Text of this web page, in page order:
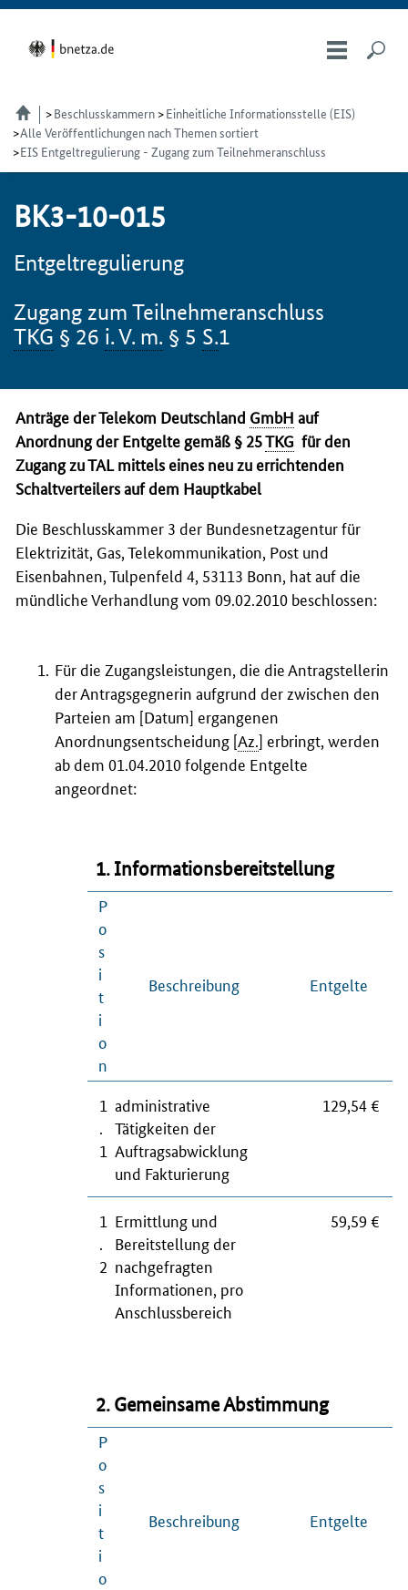
Beschlusskammern
Einheitliche Informationsstelle (EIS)
Alle Veröffentlichungen nach Themen sortiert
EIS Entgeltregulierung - Zugang zum Teilnehmeranschluss
BK3-10-015
Entgeltregulierung
Zugang zum Teilnehmeranschluss
TKG § 26 i. V. m. § 5 S.1
Anträge der Telekom Deutschland GmbH auf
Anordnung der Entgelte gemäß § 25TKG für den
Zugang zu TAL mittels eines neu zu errichtenden
Schaltverteilers auf dem Hauptkabel
Die Beschlusskammer 3 der Bundesnetzagentur für
Elektrizität, Gas, Telekommunikation, Post und
Eisenbahnen, Tulpenfeld 4, 53113 Bonn, hat auf die
mündliche Verhandlung vom 09.02.2010 beschlossen:
Für die Zugangsleistungen, die die Antragstellerin
der Antragsgegnerin aufgrund der zwischen den
Parteien am [Datum] ergangenen
Anordnungsentscheidung [Az. ] erbringt, werden
ab dem 01.04.2010 folgende Entgelte
angeordnet:
1. Informationsbereitstellung
P
o
s
i
t
i
o
n
Beschreibung Entgelte
1
1
administrative
Tätigkeiten der
Auftragsabwicklung
und Fakturierung
129,54 €
1
2
Ermittlung und
Bereitstellung der
nachgefragten
Informationen, pro
Anschlussbereich
59,59 €
2. Gemeinsame Abstimmung
P
o
s
i
t
i
o
Beschreibung Entgelte